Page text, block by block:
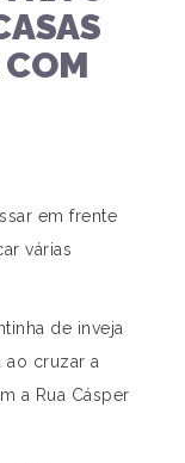
em frente
várias
de inveja
ao cruzar a
a Rua Cásper